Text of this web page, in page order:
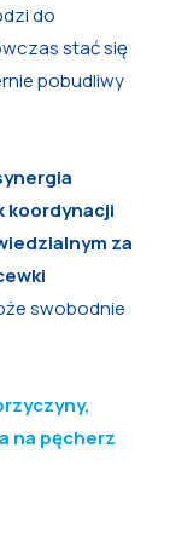
do
stać się
pobudliwy
koordynacji
za
swobodnie
na pęcherz